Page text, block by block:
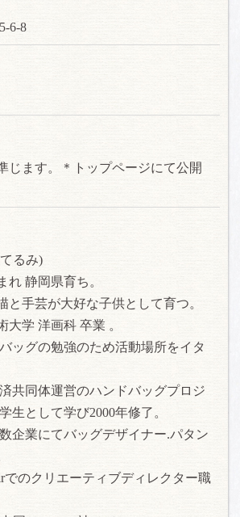
6-8
じます。＊トップページにて公開
るみ)
れ 静岡県育ち。
と手芸が大好な子供として育つ。
大学 洋画科 卒業 。
バッグの勉強のため活動場所をイタ
済共同体運営のハンドバッグプロジ
生として学び2000年修了。
数企業にてバッグデザイナー.パタン
でのクリエーティブディレクター職